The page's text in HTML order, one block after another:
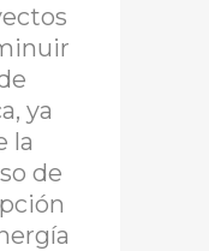
ya
la
de